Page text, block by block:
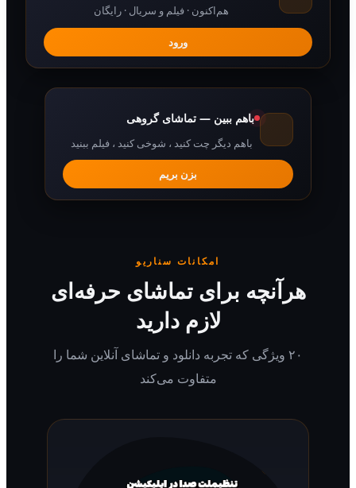
هم‌اکنون · فیلم و سریال · رایگان
باهم ببین — تماشای گروهی
باهم دیگر چت کنید ، شوخی کنید ، فیلم ببنید
امکانات سناریو
برای تماشای حرفه‌ای
لازم دارید
۲۰ ویژگی که تجربه دانلود و تماشای آنلاین شما را
متفاوت می‌کند